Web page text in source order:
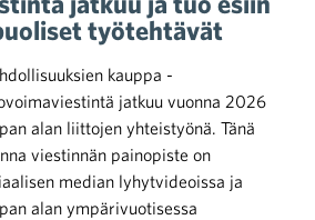
työtehtävät
kauppa -
jatkuu vuonna 2026
alan liittojen yhteistyönä. Tänä
viestinnän painopiste on
median lyhytvideoissa ja
alan ympärivuotisessa